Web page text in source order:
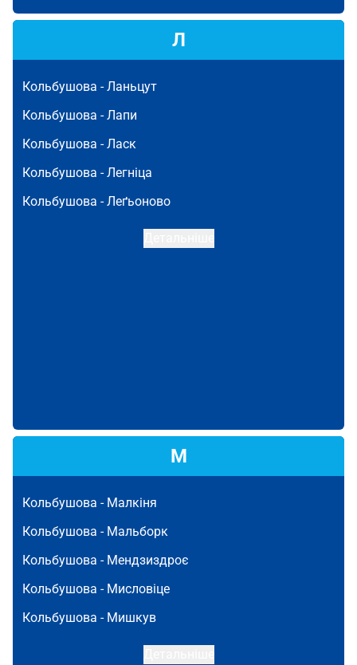
Л
Кольбушова -Ланьцут
Кольбушова -Лапи
Кольбушова -Ласк
Кольбушова -Легніца
Кольбушова -Леґьоново
М
Кольбушова - Малкіня
Кольбушова - Мальборк
Кольбушова - Мендзиздроє
Кольбушова - Мисловіце
Кольбушова - Мишкув